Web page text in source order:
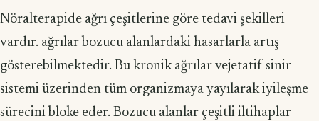
Nöralterapide ağrı çeşitlerine göre tedavi şekilleri
vardır. ağrılar bozucu alanlardaki hasarlarla artış
gösterebilmektedir. Bu kronik ağrılar vejetatif sinir
sistemi üzerinden tüm organizmaya yayılarak iyileşme
sürecini bloke eder. Bozucu alanlar çeşitli iltihaplar